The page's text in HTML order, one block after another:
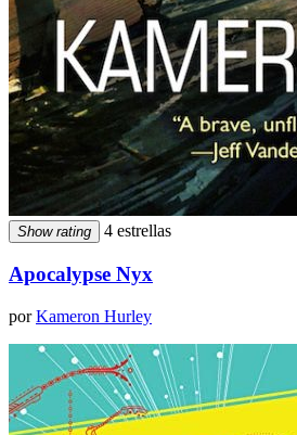
Show rating 4 estrellas
Apocalypse Nyx
porKameron Hurley